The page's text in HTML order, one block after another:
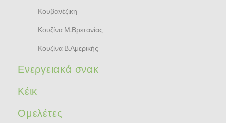
Κουβανέζικη
Κουζίνα Μ.Βρετανίας
Κουζίνα Β.Αμερικής
Ενεργειακά σνακ
Κέικ
Ομελέτες